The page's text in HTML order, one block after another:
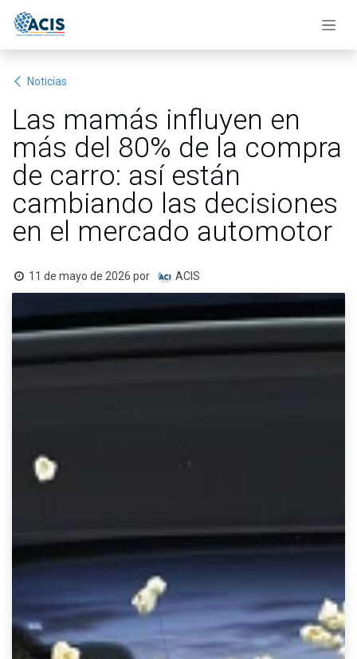
Noticias
Las mamás influyen en
más del 80% de la compra
de carro: así están
cambiando las decisiones
en el mercado automotor
11 de mayo de 2026 por ACIS